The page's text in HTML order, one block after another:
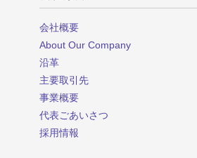
会社概要
About Our Company
沿革
主要取引先
事業概要
代表ごあいさつ
採用情報